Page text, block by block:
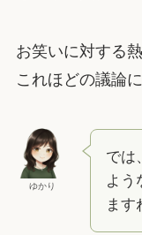
お笑いに対する
これほどの議論
ゆかり
では
よう
ます